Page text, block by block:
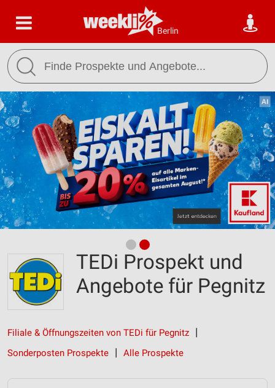
Berlin
TEDi Prospekt und
Angebote für Pegnitz
Filiale & Öffnungszeiten von TEDi für Pegnitz
Sonderposten Prospekte
Alle Prospekte